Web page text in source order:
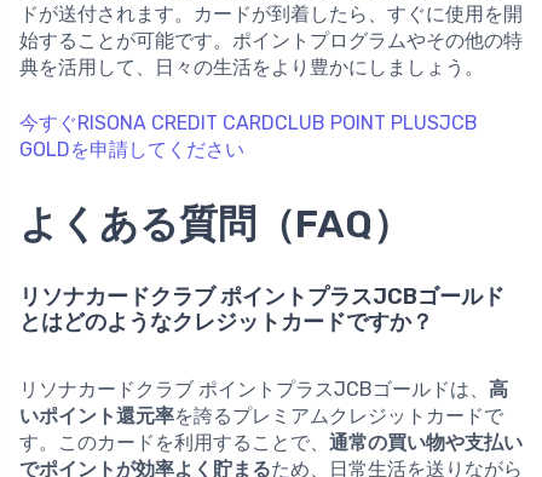
ドが送付されます。カードが到着したら、すぐに使用を開
始することが可能です。ポイントプログラムやその他の特
典を活用して、日々の生活をより豊かにしましょう。
今すぐRISONA CREDIT CARDCLUB POINT PLUSJCB
GOLDを申請してください
よくある質問（FAQ）
リソナカードクラブ ポイントプラスJCBゴールド
とはどのようなクレジットカードですか？
リソナカードクラブ ポイントプラスJCBゴールドは、 高
いポイント還元率を誇るプレミアムクレジットカードで
す。このカードを利用することで、 通常の買い物や支払い
でポイントが効率よく貯まるため、日常生活を送りながら